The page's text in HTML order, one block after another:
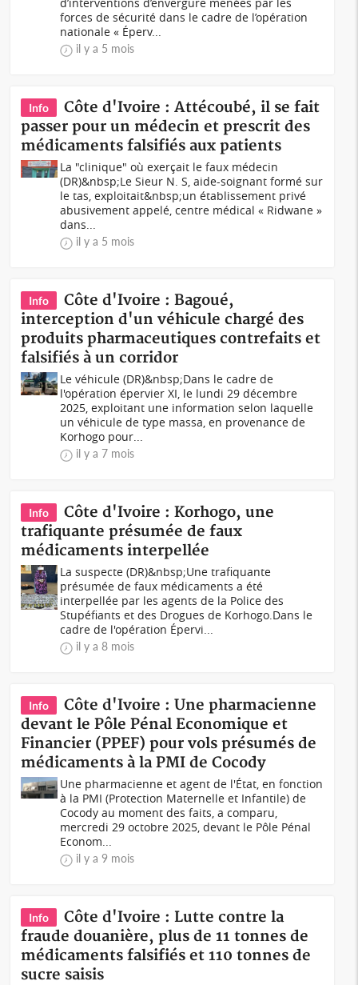
forces de sécurité dans le cadre de l’opération
nationale « Éperv...
il y a 5 mois
Info
Côte d'Ivoire : Attécoubé, il se fait
passer pour un médecin et prescrit des
médicaments falsifiés aux patients
La "clinique" où exerçait le faux médecin
(DR)&nbsp;Le Sieur N. S, aide-soignant formé sur
le tas, exploitait&nbsp;un établissement privé
abusivement appelé, centre médical « Ridwane »
dans...
il y a 5 mois
Info
Côte d'Ivoire : Bagoué,
interception d'un véhicule chargé des
produits pharmaceutiques contrefaits et
falsifiés à un corridor
Le véhicule (DR)&nbsp;Dans le cadre de
l'opération épervier XI, le lundi 29 décembre
2025, exploitant une information selon laquelle
un véhicule de type massa, en provenance de
Korhogo pour...
il y a 7 mois
Info
Côte d'Ivoire : Korhogo, une
trafiquante présumée de faux
médicaments interpellée
La suspecte (DR)&nbsp;Une trafiquante
présumée de faux médicaments a été
interpellée par les agents de la Police des
Stupéfiants et des Drogues de Korhogo.Dans le
cadre de l'opération Épervi...
il y a 8 mois
Info
Côte d'Ivoire : Une pharmacienne
devant le Pôle Pénal Economique et
Financier (PPEF) pour vols présumés de
médicaments à la PMI de Cocody
Une pharmacienne et agent de l'État, en fonction
à la PMI (Protection Maternelle et Infantile) de
Cocody au moment des faits, a comparu,
mercredi 29 octobre 2025, devant le Pôle Pénal
Econom...
il y a 9 mois
Info
Côte d'Ivoire : Lutte contre la
fraude douanière, plus de 11 tonnes de
médicaments falsifiés et 110 tonnes de
sucre saisis